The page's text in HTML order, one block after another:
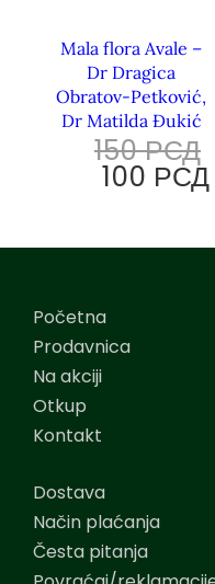
Mala flora Avale –
Dr Dragica
Obratov-Petković,
Dr Matilda Đukić
150РСД
100 РСД
Početna
Prodavnica
Na akciji
Otkup
Kontakt
Dostava
Način plaćanja
Česta pitanja